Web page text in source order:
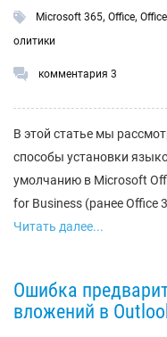
Microsoft 365, Office,
олитики
комментария 3
В этой статье мы
способы установки
умолчанию в Microsoft
for Business (ранее Office
Читать далее...
Ошибка
вложений в